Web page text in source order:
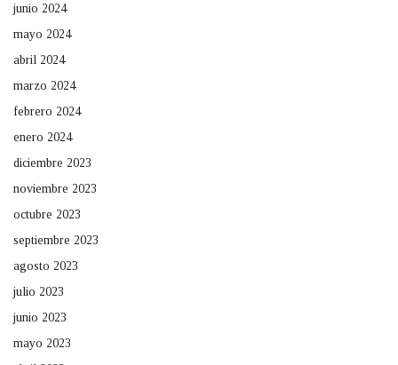
junio 2024
mayo 2024
abril 2024
marzo 2024
febrero 2024
enero 2024
diciembre 2023
noviembre 2023
octubre 2023
septiembre 2023
agosto 2023
julio 2023
junio 2023
mayo 2023